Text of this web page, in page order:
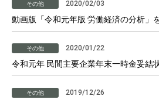
その他 2020/02/03
動画版「令和元年版 労働経済の分析」
その他 2020/01/22
令和元年 民間主要企業年末一時金妥結
その他 2019/12/26